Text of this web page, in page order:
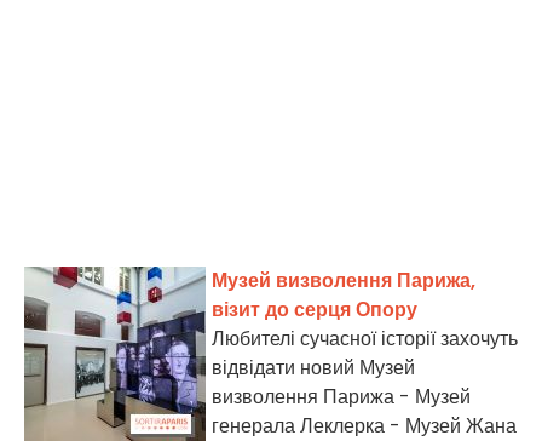
Музей визволення Парижа,
візит до серця Опору
Любителі сучасної історії захочуть
відвідати новий Музей
визволення Парижа - Музей
генерала Леклерка - Музей Жана